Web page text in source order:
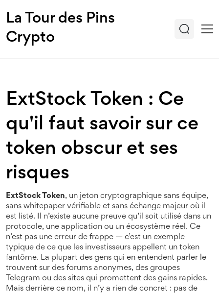
La Tour des Pins
Crypto
ExtStock Token : Ce
qu'il faut savoir sur ce
token obscur et ses
risques
ExtStock Token, un jeton cryptographique sans équipe,
sans whitepaper vérifiable et sans échange majeur où il
est listé. Il n’existe aucune preuve qu’il soit utilisé dans un
protocole, une application ou un écosystème réel. Ce
n’est pas une erreur de frappe — c’est un exemple
typique de ce que les investisseurs appellent un token
fantôme. La plupart des gens qui en entendent parler le
trouvent sur des forums anonymes, des groupes
Telegram ou des sites qui promettent des gains rapides.
Mais derrière ce nom, il n’y a rien de concret : pas de